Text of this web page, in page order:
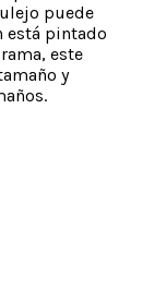
puede
está pintado
este
y